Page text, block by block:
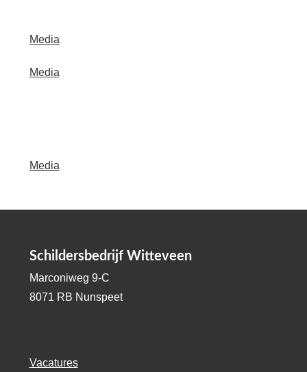
Media
Media
Media
Schildersbedrijf Witteveen
Marconiweg 9-C
8071 RB Nunspeet
Vacatures